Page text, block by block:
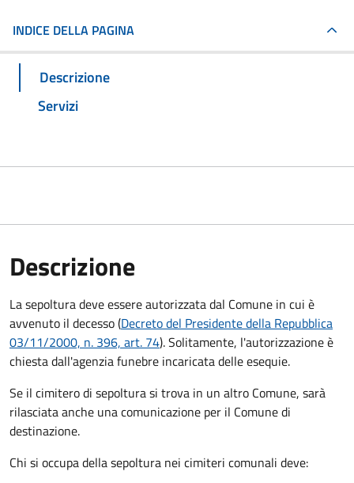
INDICE DELLA PAGINA
Descrizione
Servizi
Descrizione
La sepoltura deve essere autorizzata dal Comune in cui è
avvenuto il decesso (Decreto del Presidente della Repubblica
03/11/2000, n. 396, art. 74). Solitamente, l'autorizzazione è
chiesta dall'agenzia funebre incaricata delle esequie.
Se il cimitero di sepoltura si trova in un altro Comune, sarà
rilasciata anche una comunicazione per il Comune di
destinazione.
Chi si occupa della sepoltura nei cimiteri comunali deve: